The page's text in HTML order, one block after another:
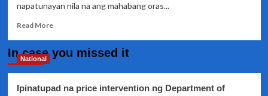
napatunayan nila na ang mahabang oras...
Read MoreRead
Physical
effects
In case you missed it
National
Ipinatupad na price intervention ng Department of